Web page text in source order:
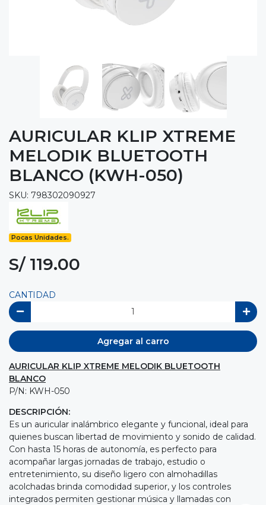
AURICULAR KLIP XTREME
MELODIK BLUETOOTH
BLANCO (KWH-050)
SKU: 798302090927
Pocas Unidades.
S/ 119.00
CANTIDAD
Agregar al carro
AURICULAR KLIP XTREME MELODIK BLUETOOTH
BLANCO
P/N: KWH-050
DESCRIPCIÓN:
Es un auricular inalámbrico elegante y funcional, ideal para
quienes buscan libertad de movimiento y sonido de calidad.
Con hasta 15 horas de autonomía, es perfecto para
acompañar largas jornadas de trabajo, estudio o
entretenimiento, su diseño ligero con almohadillas
acolchadas brinda comodidad superior, y los controles
integrados permiten gestionar música y llamadas con